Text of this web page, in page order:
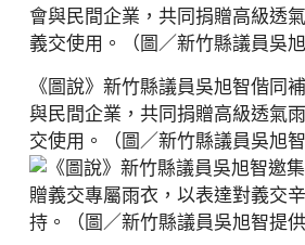
《圖說》新竹縣議員吳旭智偕同
與民間企業，共同捐贈高級透氣
交使用。（圖／新竹縣議員吳旭智